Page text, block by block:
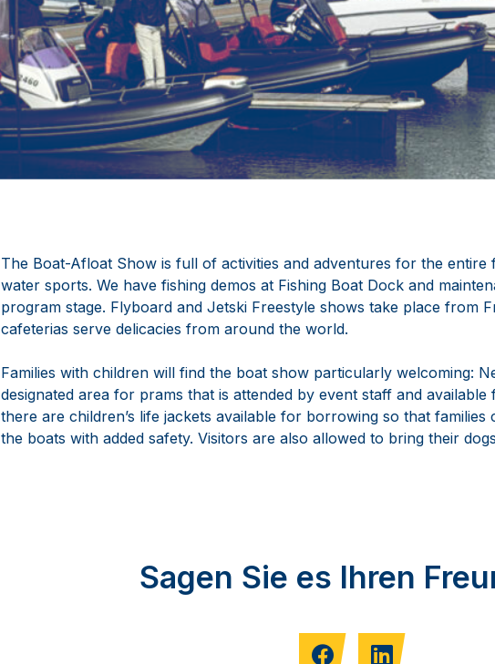
The Boat-Afloat Show is full of activities and adventures for the entire
water sports. We have fishing demos at Fishing Boat Dock and
program stage. Flyboard and Jetski Freestyle shows take place from
cafeterias serve delicacies from around the world.
Families with children will find the boat show particularly welcoming:
designated area for prams that is attended by event staff and
there are children’s life jackets available for borrowing so that families
the boats with added safety. Visitors are also allowed to bring their
Sagen Sie es Ihren